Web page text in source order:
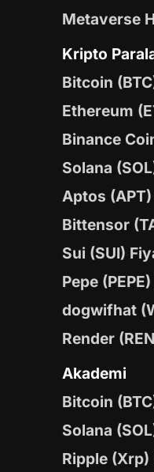
Metaverse
Kripto
Bitcoin
Ethereum
Binance
Solana
Aptos (APT)
Bittensor
Sui (SUI)
Pepe
dogwifhat
Render
Akademi
Bitcoin
Solana
Ripple (Xrp)